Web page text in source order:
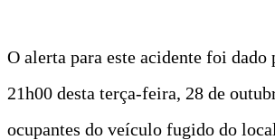
O alerta para este acidente foi dado
21h00 desta terça-feira, 28 de
ocupantes do veículo fugido do